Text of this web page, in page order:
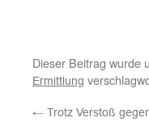
Dieser Beitrag wurde
Ermittlung
← Trotz Verstoß